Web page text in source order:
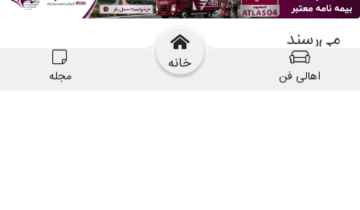
مجله
خانه
اهالی فن